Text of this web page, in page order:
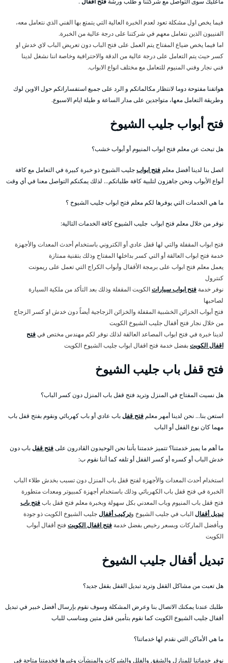
فيما يخص اول مشكلة تعود لعدم الخبرة العالية التي يتمتع بها الفني الذي نتعامل معه،
الفنييون الذين نتعامل معهم في شركتنا على درجة عالية من الخبرة.
اما فيما يخص ضياع المفتاح يتم العمل على فتح الباب دون تعريض الباب لاي خدش او
كسر حيث يتم التعامل على درجة عالية من الدقة والاحترافية وخاصة اننا نشغل لدينا
فني نجار وفني المنيوم للتعامل مع مختلف انواع الابواب.
هواتفنا مفتوحة دوما لانتظار مكالماتكم و الرد على جميع استفساراتكم حول الاوبن لوك
وطريقة التعامل معها، متواجدين على مدار الساعة و طيلة ايام الاسبوع.
فتح أبواب جليب الشيوخ
هل تبحث عن معلم فتح ابواب المنيوم أو أبواب خشب؟
اتصل بنا لدينا أفضل معلمفتح ابوابجليب الشيوخ ذو خبرة كبيرة في التعامل مع كافة
أنواع الأبواب ونحن جاهزون لتلبية كافة طلباتكم… لذلك يمكنكم التواصل معنا في أي وقت
ما هي الخدمات التي يوفرها لكم معلم فتح ابواب جليب الشيوخ ؟
نوفر من خلال معلم فتح ابواب جليب الشيوخ كافة الخدمات التالية:
فتح ابواب المقفلة والتي لها قفل عادي أو الكتروني باستخدام أحدث المعدات والأجهزة
خدمة فتح ابواب العالقة أو التي كسر بداخلها المفتاح وذلك بتقنية ممتازة
يعمل معلم فتح ابواب على برمجة الأقفال وأبواب الكراج التي تعمل على ريمونت
كنترول
نوفر خدمة فتح ابواب سياراتالكويت المقفلة وذلك بعد التأكد من ملكية السيارة
لصاحبها
فتح أبواب الخزائن الخشبية المقفلة والخزائن الزجاجية أيضاً دون خدش او كسر الزجاج
من خلال نجار فتح أقفال جليب الشيوخ الكويت
لدينا خبرة في فتح ابواب المصاعد العالقة لذلك نوفر لكم مهندس مختص فيفتح
اقفال الكويتبفضل خدمة فتح اقفال ابواب جليب الشيوخ الكويت
فتح قفل باب جليب الشيوخ
هل نسيت المفتاح في المنزل وتريد فتح قفل باب المنزل دون كسر الباب؟
استعن بنا… نحن لدينا أمهر معلم فتح قفلباب عادي أو باب كهربائي ونقوم بفتح قفل باب
مهما كان نوع القفل أو الباب
ما أهم ما يميز خدمتنا؟ تتميز خدمتنا بأننا نحن الوحيدون القادرون علىفتح قفلباب دون
خدش الباب أو كسره أو كسر القفل أو تلفه كما أننا نقوم ب:
استخدام أحدث المعدات والأجهزة لفتح قفل باب المنزل دون تسبب بخدش طلاء الباب
الخبرة في فتح قفل باب الكهربائي وذلك باستخدام أجهزة كمبيوتر ومعدات متطورة
فتح قفل باب المنيوم وباب المعدني بكل سهولة وبخبرة معلم فتح قفل بابفتح باب
تبديل أقفالالباب في جليب الشيوخ وتركيب أقفالجليب الشيوخ الكويت ذو جودة
وبأفضل الماركات وبسعر رخيص بفضل خدمة فتح اقفال الكويت فتح أقفال أبواب
الكويت
تبديل أقفال جليب الشيوخ
هل تعبت من مشاكل القفل وتريد تبديل القفل بقفل جديد؟
طلبك عندنا يمكنك الاتصال بنا وعرض المشكلة وسوف نقوم بإرسال أفضل خبير في تبديل
أقفال جليب الشيوخ الكويت كما نقوم بتأمين قفل متين ومناسب للباب
ما هي الأماكن التي نقدم لها خدماتنا؟
نوفر خدماتنا للمنازل والشقق والفلل والشركات والمنشآت وغيرها فخدمتنا متاحة في